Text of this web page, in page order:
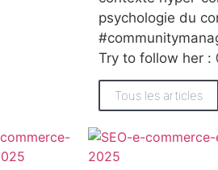
psychologie du
Try to follow her :
Tous les articles